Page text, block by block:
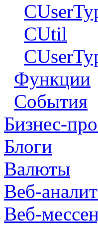
CUtil
Функции
События
Бизнес-
Блоги
Валюты
Веб-
Веб-